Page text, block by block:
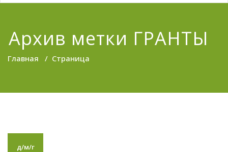
Архив метки ГРАНТЫ
Главная / Страница
д/м/г